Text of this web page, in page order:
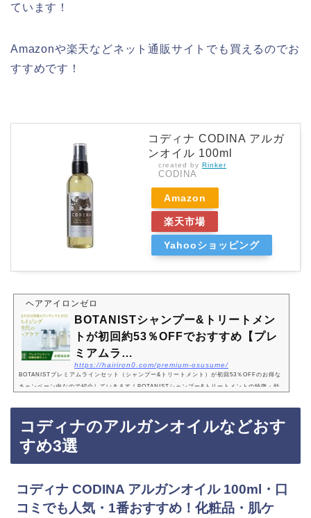
ています！
Amazonや楽天などネット通販サイトでも買えるのでお
すすめです！
コディナ CODINA アルガ
ンオイル 100ml
created by Rinker
CODINA
Amazon
楽天市場
Yahooショッピング
ヘアアイロンゼロ
BOTANISTシャンプー&トリートメン
トが初回約53％OFFでおすすめ【プレ
ミアムラ…
https://hairiron0.com/premium-osusume/
BOTANISTプレミアムラインセット（シャンプー&トリートメント）が初回53％OFFのお得な
キャンペーン中なので紹介していきます！BOTANISTシャンプー&トリートメントの特徴・効
コディナのアルガンオイルなどおす
すめ3選
コディナ CODINA アルガンオイル 100ml・口
コミでも人気・1番おすすめ！化粧品・肌ケ